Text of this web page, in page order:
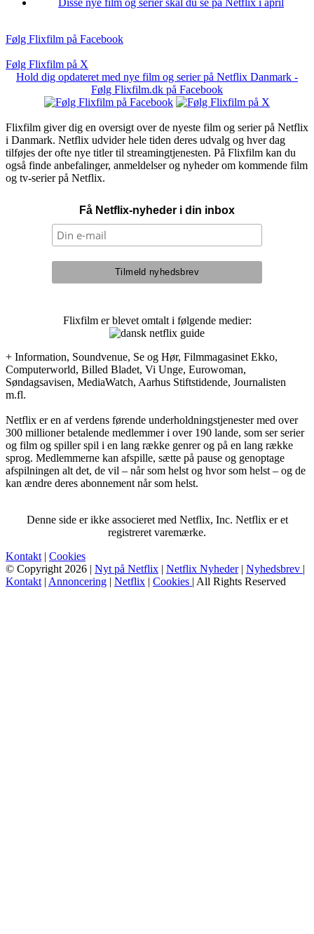
Disse nye film og serier skal du se på Netflix i april
Følg Flixfilm på Facebook
Følg Flixfilm på X
Hold dig opdateret med nye film og serier på Netflix Danmark -
Følg Flixfilm.dk på Facebook
Flixfilm giver dig en oversigt over de nyeste film og serier på Netflix
i Danmark. Netflix udvider hele tiden deres udvalg og hver dag
tilføjes der ofte nye titler til streamingtjenesten. På Flixfilm kan du
også finde anbefalinger, anmeldelser og nyheder om kommende film
og tv-serier på Netflix.
Få Netflix-nyheder i din inbox
Flixfilm er blevet omtalt i følgende medier:
+ Information, Soundvenue, Se og Hør, Filmmagasinet Ekko,
Computerworld, Billed Bladet, Vi Unge, Eurowoman,
Søndagsavisen, MediaWatch, Aarhus Stiftstidende, Journalisten
m.fl.
Netflix er en af verdens førende underholdningstjenester med over
300 millioner betalende medlemmer i over 190 lande, som ser serier
og film og spiller spil i en lang række genrer og på en lang række
sprog. Medlemmerne kan afspille, sætte på pause og genoptage
afspilningen alt det, de vil – når som helst og hvor som helst – og de
kan ændre deres abonnement når som helst.
Denne side er ikke associeret med Netflix, Inc. Netflix er et
registreret varemærke.
Kontakt | Cookies
© Copyright 2026 | Nyt på Netflix | Netflix Nyheder| Nyhedsbrev |
Kontakt | Annoncering | Netflix | Cookies | All Rights Reserved